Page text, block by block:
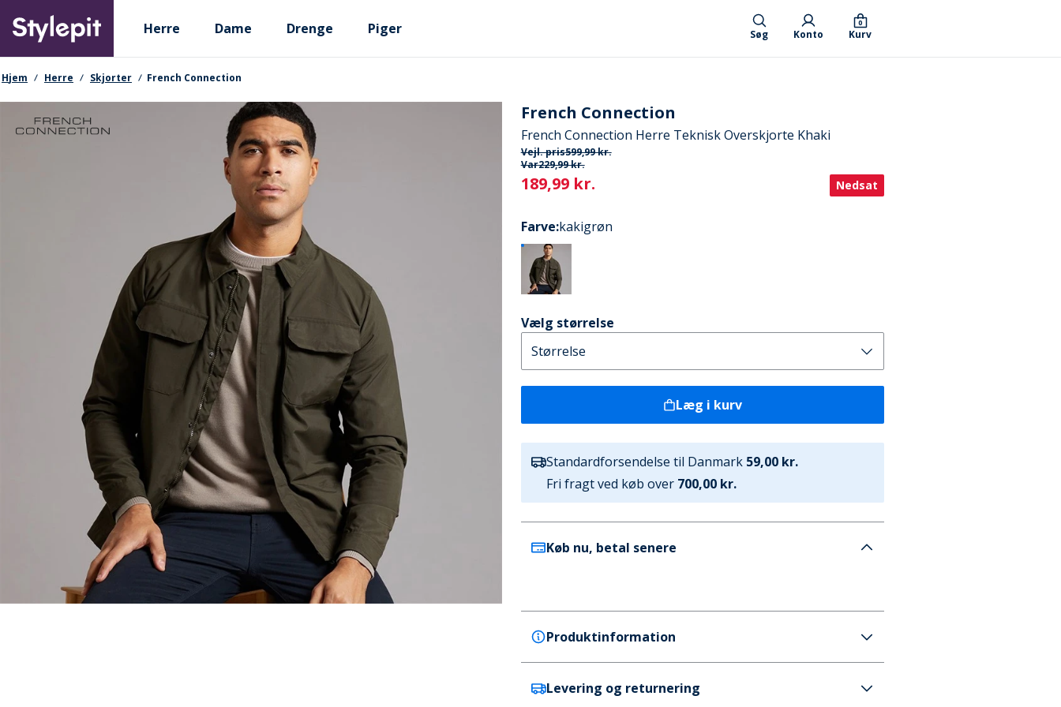
main
content
Primary departments
Herre Dame Drenge Piger Søg Konto Kurv
0
navigationssti
Hjem Herre Skjorter French Connection
French Connection
French Connection Herre Teknisk Overskjorte Khaki
Vejl. pris599,99 kr.
Var229,99 kr.
Current
189,99 kr. Nedsat
Farve:kakigrøn
Vælg størrelse
Læg i kurv
Standardforsendelse til Danmark 59,00 kr.
Fri fragt ved køb over 700,00 kr.
Køb nu, betal senere
Produktinformation
French Connection
Levering og returnering